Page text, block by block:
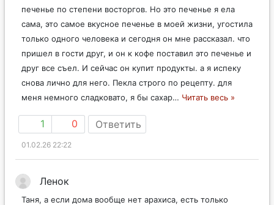
печенье по степени восторгов. Но это печенье я ела
сама, это самое вкусное печенье в моей жизни, угостила
только одного человека и сегодня он мне рассказал. что
пришел в гости друг, и он к кофе поставил это печенье и
друг все съел. И сейчас он купит продукты. а я испеку
снова лично для него. Пекла строго по рецепту. для
меня немного сладковато, я бы сахар… Читать весь »
1 0 Ответить
01.02.26 22:22
Ленок
Таня, а если дома вообще нет арахиса, есть только